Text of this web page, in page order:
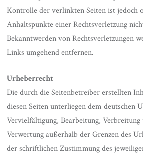
Kontrolle der verlinkten Seiten ist jedoch
Anhaltspunkte einer Rechtsverletzung
Bekanntwerden von Rechtsverletzungen
Links umgehend entfernen.
Urheberrecht
Die durch die Seitenbetreiber erstellten
diesen Seiten unterliegen dem deutschen
Vervielfältigung, Bearbeitung,
Verwertung außerhalb der Grenzen des
der schriftlichen Zustimmung des